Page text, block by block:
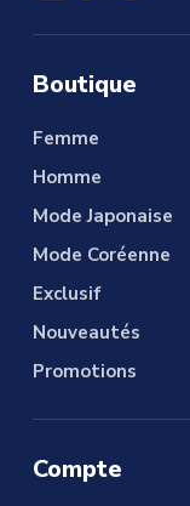
Boutique
Femme
Homme
Mode Japonaise
Mode Coréenne
Exclusif
Nouveautés
Promotions
Compte